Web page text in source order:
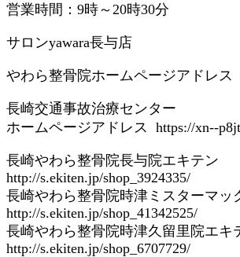
営業時間：9時～20時30分
サロンyawara長与店
やわら整骨院ホームページアドレス
長崎交通事故治療センター
ホームページアドレス https://xn--
長崎やわら整骨院長与院エキテン
http://s.ekiten.jp/shop_3924335/
長崎やわら整骨院時津ミスターマッ
http://s.ekiten.jp/shop_41342525/
長崎やわら整骨院時津久留里院エキ
http://s.ekiten.jp/shop_6707729/